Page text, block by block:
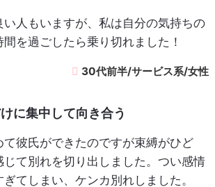
人もいますが、私は自分の気持ちの
を過ごしたら乗り切れました！
30代前半/サービス系/女性
に集中して向き合う
て彼氏ができたのですが束縛がひど
じて別れを切り出しました。つい感情
てしまい、ケンカ別れしました。